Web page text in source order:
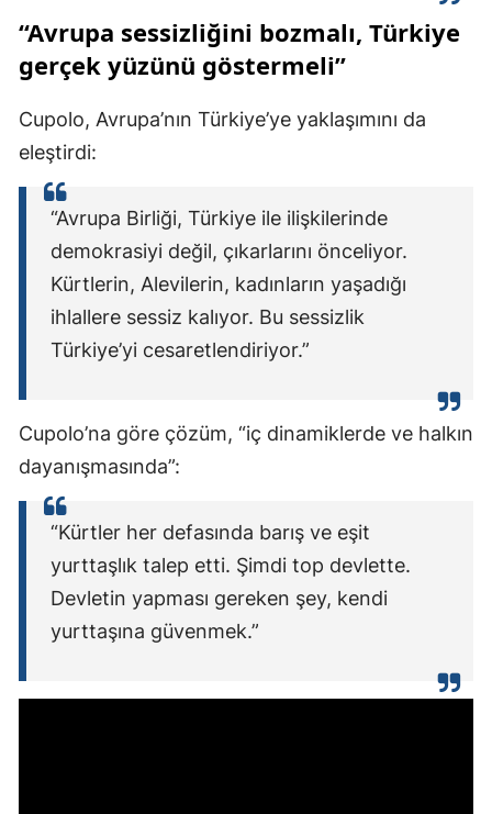
“Avrupa sessizliğini bozmalı, Türkiye
gerçek yüzünü göstermeli”
Cupolo, Avrupa’nın Türkiye’ye yaklaşımını da
eleştirdi:
“Avrupa Birliği, Türkiye ile ilişkilerinde
demokrasiyi değil, çıkarlarını önceliyor.
Kürtlerin, Alevilerin, kadınların yaşadığı
ihlallere sessiz kalıyor. Bu sessizlik
Türkiye’yi cesaretlendiriyor.”
Cupolo’na göre çözüm, “iç dinamiklerde ve halkın
dayanışmasında”:
“Kürtler her defasında barış ve eşit
yurttaşlık talep etti. Şimdi top devlette.
Devletin yapması gereken şey, kendi
yurttaşına güvenmek.”